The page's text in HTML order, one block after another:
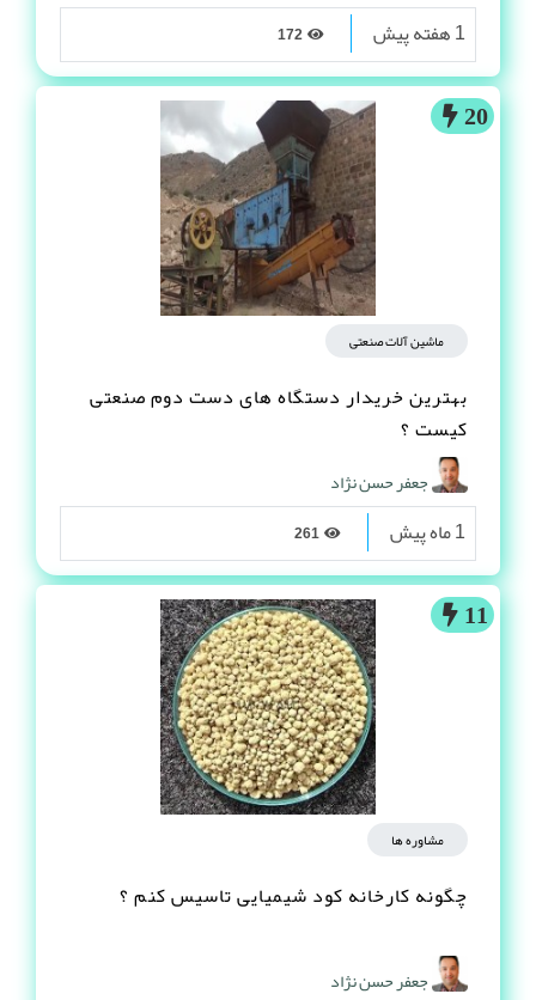
1 هفته پیش
20
ماشین آلات صنعتی
بهترین خریدار دستگاه های دست دوم صنعتی
کیست ؟
جعفر حسن نژاد
1 ماه پیش
11
مشاوره ها
چگونه کارخانه کود شیمیایی تاسیس کنم ؟
جعفر حسن نژاد